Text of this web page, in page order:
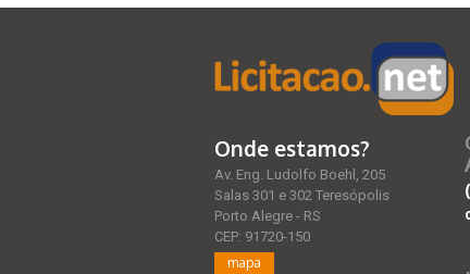
Onde estamos?
Av. Eng. Ludolfo Boehl, 205
Salas 301 e 302 Teresópolis
Porto Alegre - RS
CEP: 91720-150
mapa